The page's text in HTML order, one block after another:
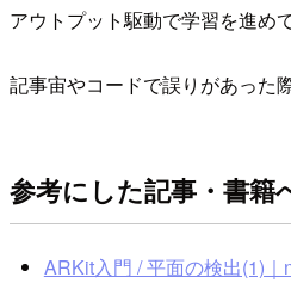
アウトプット駆動で学習を進め
記事宙やコードで誤りがあった
参考にした記事・書籍
ARKit入門 / 平面の検出(1)